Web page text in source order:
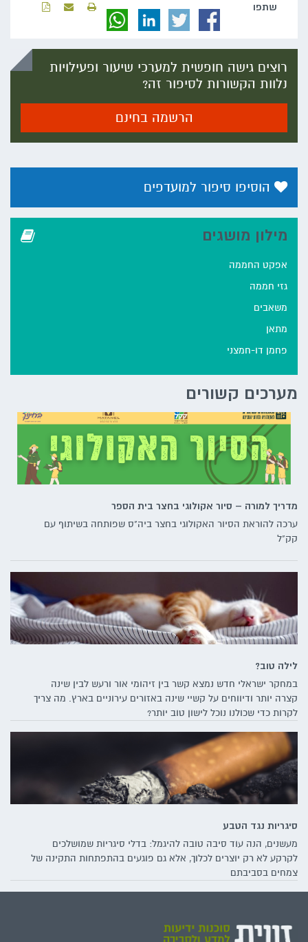
שתפו‬
רוצים גישה חופשית למערכי שיעור ופעילויות
נלוות הקשורות לסיפור זה?
הרשמה בחינם
הוסיפו סיפור למועדפים
מילון מושגים
אפקט החממה
גזי חממה
משאבים
מתאן
פחמן דו-חמצני
מערכים קשורים
מדריך למורה – סיור אקולוגי בחצר בית הספר
ערכה להוראת הסיור האקולוגי בחצר ביה"ס שפותחה בשיתוף עם
קק"ל
לילה טוב?
במחקר ישראלי חדש נמצא קשר בין זיהומי אור ורעש לבין שינה
קצרה יותר ודיווחים על קשיי שינה באזורים עירוניים בארץ. מה צריך
לקרות כדי שכולנו נוכל לישון טוב יותר?
סיגריות נגד הטבע
מעשנים, הנה עוד סיבה טובה להיגמל: בדלי סיגריות שמושלכים
לקרקע לא רק יוצרים לכלוך, אלא גם פוגעים בהתפתחות התקינה של
צמחים בסביבתם